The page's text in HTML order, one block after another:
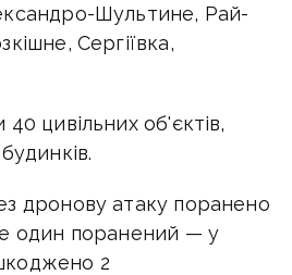
Шультине, Рай-
Сергіївка,
цивільних об'єктів,
дронову атаку поранено
один поранений — у
2